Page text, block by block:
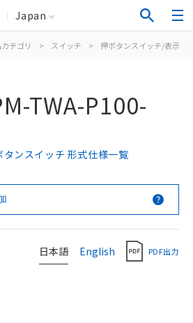
Japan
テゴリ > スイッチ > 押ボタンスイッチ/表示灯
TWA-P100-
ンスイッチ 形式仕様一覧
日本語 English PDF出力